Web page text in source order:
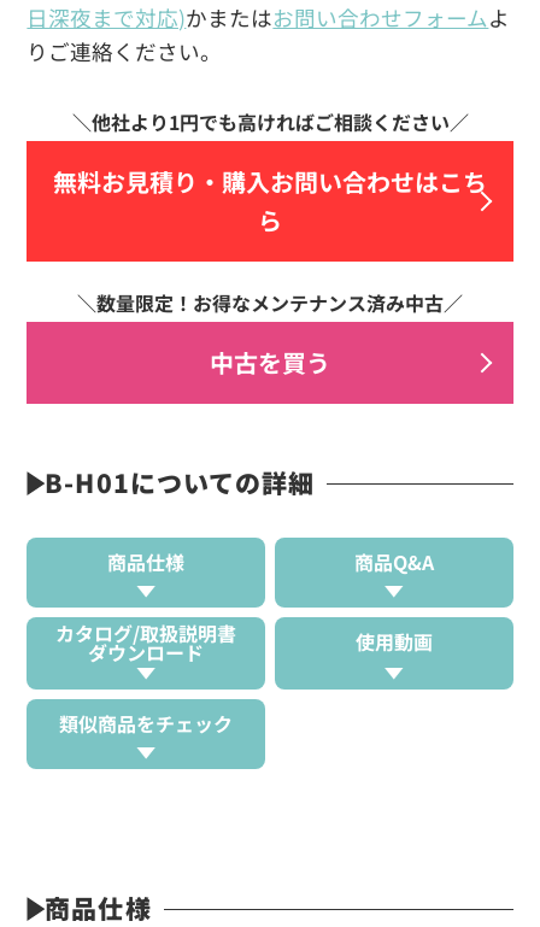
日深夜まで対応)かまたはお問い合わせフォームよ
りご連絡ください。
無料お見積り・ 購入お問い合わせはこち
ら
中古を買う
B-H01についての詳細
商品仕様 商品Q&A
カタログ/取扱説明書
ダウンロード 使用動画
類似商品をチェック
商品仕様